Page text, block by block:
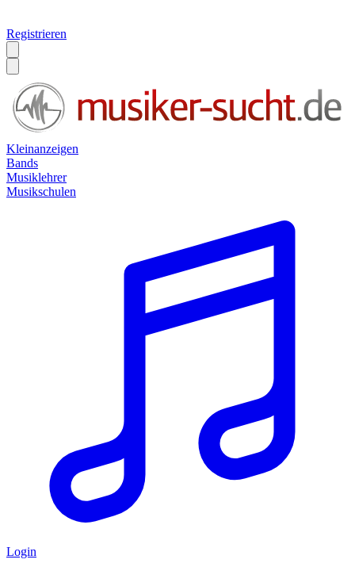
Registrieren
Kleinanzeigen
Bands
Musiklehrer
Musikschulen
Login